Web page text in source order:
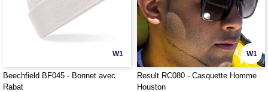
W1
Beechfield BF045 - Bonnet avec
Rabat
W1
Result RC080 - Casquette Homme
Houston